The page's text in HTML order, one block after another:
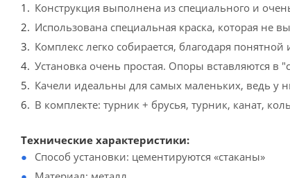
Конструкция выполнена из специального и
Использована специальная краска, которая не
Комплекс легко собирается, благодаря понятной
Установка очень простая. Опоры вставляются в
Качели идеальны для самых маленьких, ведь у
В комплекте: турник + брусья, турник, канат,
Технические характеристики:
Способ установки: цементируются «стаканы»